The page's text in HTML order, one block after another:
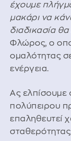
έχουμε
μακάρι να
διαδικασία
Φλώρος, ο
ομαλότητας
ενέργεια.
Ας ελπίσουμε
πολύπειρου
επαληθευτεί